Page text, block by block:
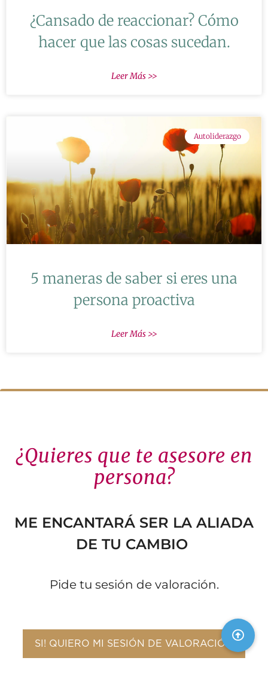
¿Cansado de reaccionar? Cómo
hacer que las cosas sucedan.
Leer Más >>
Autoliderazgo
5 maneras de saber si eres una
persona proactiva
Leer Más >>
¿Quieres que te asesore en
persona?
ME ENCANTARÁ SER LA ALIADA
DE TU CAMBIO
Pide tu sesión de valoración.
SI! QUIERO MI SESIÓN DE VALORACIÓN